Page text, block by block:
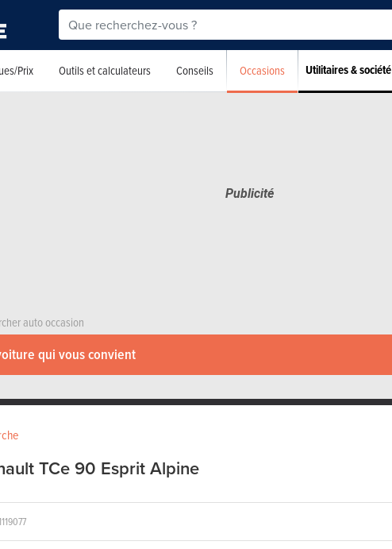
Prix Outils et calculateurs Conseils Occasions Utilitaires & société
auto occasion
qui vous convient
TCe 90 Esprit Alpine